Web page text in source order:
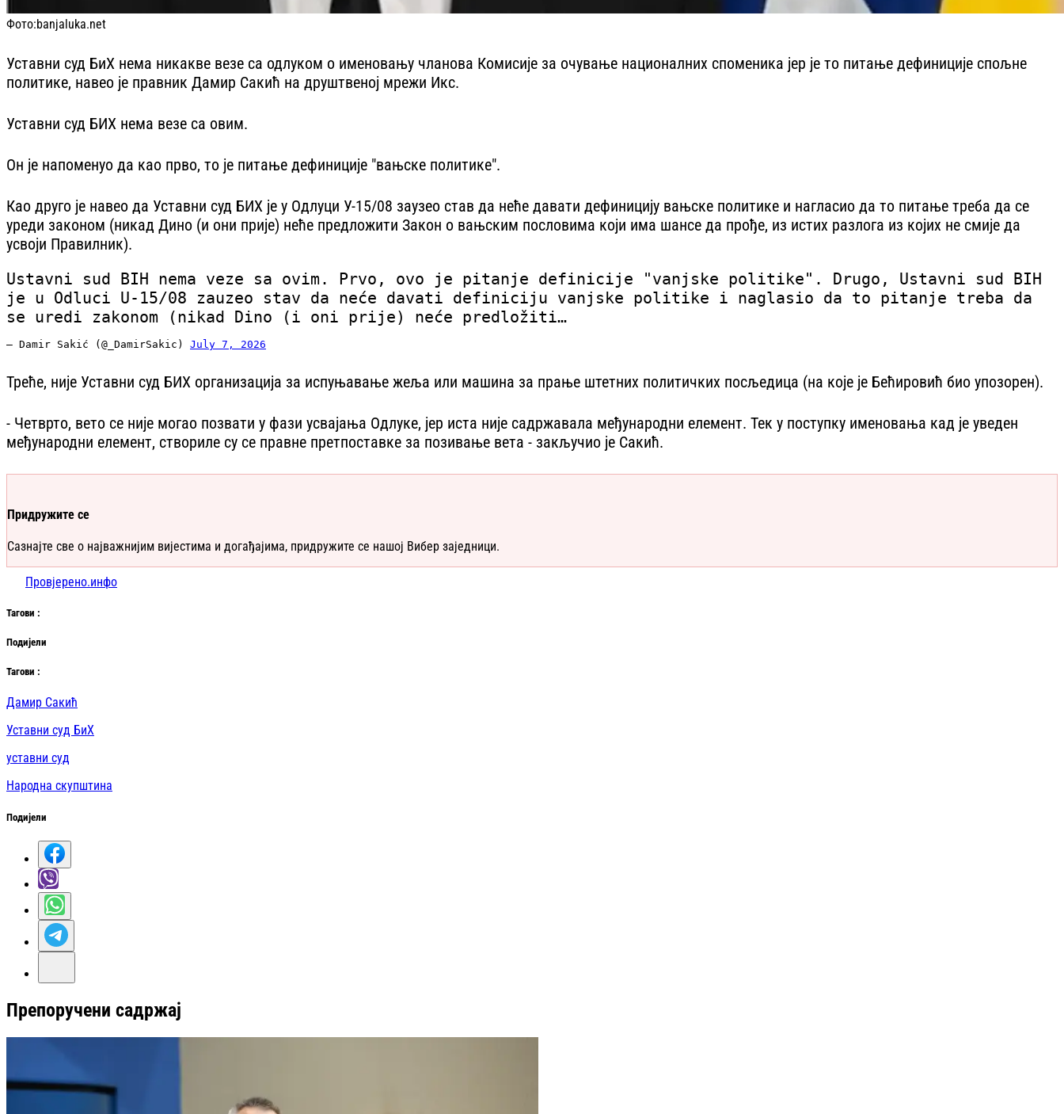
Фото:banjaluka.net
Уставни суд БиХ нема никакве везе са одлуком о именовању чланова Комисије за очување националних споменика јер је то питање дефиниције спољне
политике, навео је правник Дамир Сакић на друштвеној мрежи Икс.
Уставни суд БИХ нема везе са овим.
Он је напоменуо да као прво, то је питање дефиниције "вањске политике".
Као друго је навео да Уставни суд БИХ је у Одлуци У-15/08 заузео став да неће давати дефиницију вањске политике и нагласио да то питање треба да се
уреди законом (никад Дино (и они прије) неће предложити Закон о вањским пословима који има шансе да прође, из истих разлога из којих не смије да
усвоји Правилник).
Ustavni sud BIH nema veze sa ovim. Prvo, ovo je pitanje definicije "vanjske politike". Drugo, Ustavni sud BIH
je u Odluci U-15/08 zauzeo stav da neće davati definiciju vanjske politike i naglasio da to pitanje treba da
se uredi zakonom (nikad Dino (i oni prije) neće predložiti…
— Damir Sakić (@_DamirSakic) July 7, 2026
Треће, није Уставни суд БИХ организација за испуњавање жеља или машина за прање штетних политичких посљедица (на које је Бећировић био упозорен).
- Четврто, вето се није могао позвати у фази усвајања Одлуке, јер иста није садржавала међународни елемент. Тек у поступку именовања кад је уведен
међународни елемент, створиле су се правне претпоставке за позивање вета - закључио је Сакић.
Придружите се
Сазнајте све о најважнијим вијестима и догађајима, придружите се нашој Вибер заједници.
Провјерено.инфо
Тагови :
Подијели
Тагови :
Дамир Сакић
Уставни суд БиХ
уставни суд
Народна скупштина
Подијели
Препоручени садржај